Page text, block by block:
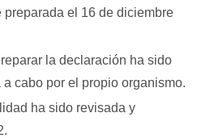
preparada el 16 de diciembre
la declaración ha sido
cabo por el propio organismo.
ha sido revisada y